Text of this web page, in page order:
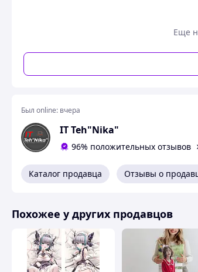
Еще
Был online: вчера
IT Teh"Nika"
96% положительных отзывов
Каталог продавца Отзывы о
Похожее у других продавцов